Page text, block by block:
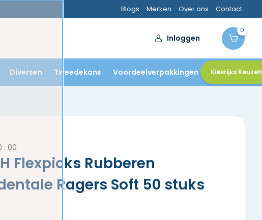
Blogs Merken Over ons Contact
Inloggen
0
Diversen Tweedekans Voordeelverpakkingen Kiesrijks
:00
Flexpicks Rubberen
Ragers Soft 50 stuks